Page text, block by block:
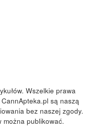
Wszelkie prawa
są naszą
bez naszej zgody.
można publikować.